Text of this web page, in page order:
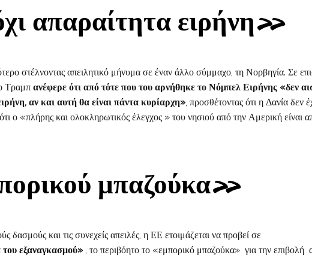
απαραίτητα ειρήνη»
στέλνοντας απειλητικό μήνυμα σε έναν άλλο σύμμαχο, τη Νορβηγία. Σε
Τραμπ ανέφερε ότι από τότε που του αρνήθηκε το Νόμπελ Ειρήνης «δεν
αν και αυτή θα είναι πάντα κυρίαρχη», προσθέτοντας ότι η Δανία δεν
ο «πλήρης και ολοκληρωτικός έλεγχος » του νησιού από την Αμερική είναι
μπαζούκα»
δασμούς και τις συνεχείς απειλές, η ΕΕ ετοιμάζεται να προβεί σε
εξαναγκασμού», το περιβόητο το «εμπορικό μπαζούκα» για την επιβολή